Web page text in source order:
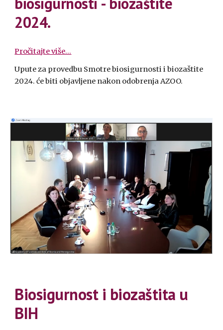
2024.
Pročitajte više...
Upute za provedbu Smotre biosigurnosti i biozaštite
2024. će biti objavljene nakon odobrenja AZOO.
Biosigurnost i biozaštita u
BIH